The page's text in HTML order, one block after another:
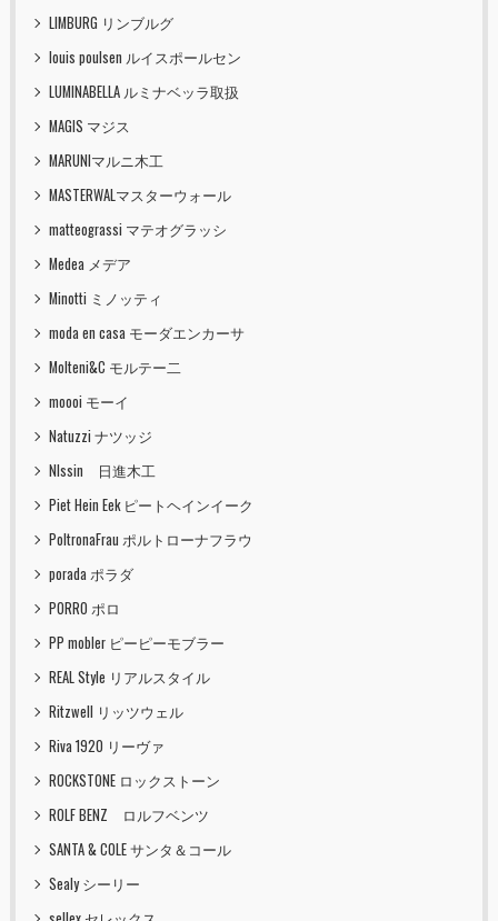
LIMBURG リンブルグ
louis poulsen ルイスポールセン
LUMINABELLA ルミナベッラ取扱
MAGIS マジス
MARUNIマルニ木工
MASTERWALマスターウォール
matteograssi マテオグラッシ
Medea メデア
Minotti ミノッティ
moda en casa モーダエンカーサ
Molteni&C モルテー二
moooi モーイ
Natuzzi ナツッジ
NIssin 日進木工
Piet Hein Eek ピートヘインイーク
PoltronaFrau ポルトローナフラウ
porada ポラダ
PORRO ポロ
PP mobler ピーピーモブラー
REAL Style リアルスタイル
Ritzwell リッツウェル
Riva 1920 リーヴァ
ROCKSTONE ロックストーン
ROLF BENZ ロルフベンツ
SANTA & COLE サンタ＆コール
Sealy シーリー